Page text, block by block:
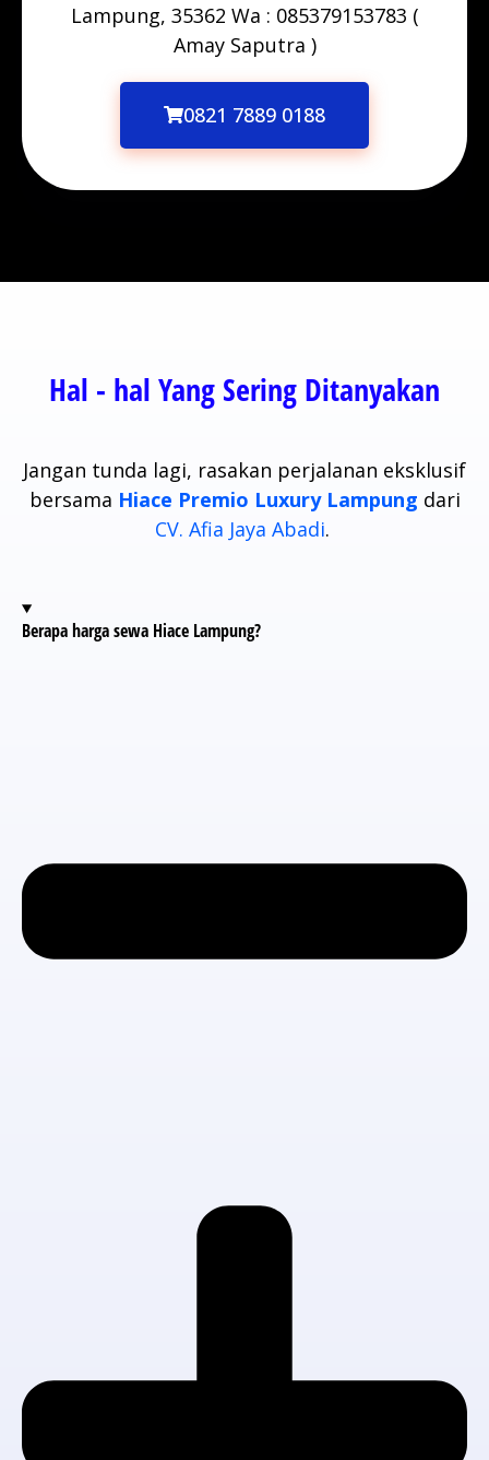
Lampung, 35362 Wa : 085379153783 (
Amay Saputra )
0821 7889 0188
Hal - hal Yang Sering Ditanyakan
Jangan tunda lagi, rasakan perjalanan eksklusif
bersama Hiace Premio Luxury Lampung dari
CV. Afia Jaya Abadi.
Berapa harga sewa Hiace Lampung?